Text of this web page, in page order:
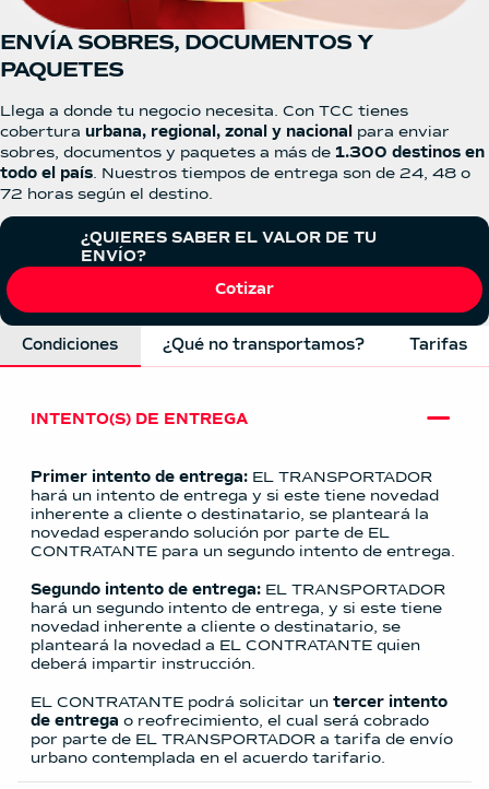
ENVÍA SOBRES, DOCUMENTOS Y
PAQUETES
Llega a donde tu negocio necesita. Con TCC tienes
cobertura urbana, regional, zonal y nacional
para enviar
sobres, documentos y paquetes a más de 1.300 destinos en
todo el país. Nuestros tiempos de entrega son de 24, 48 o
72 horas según el destino.
¿QUIERES SABER EL VALOR DE TU
ENVÍO?
Cotizar
Condiciones ¿Qué no transportamos? Tarifas
INTENTO(S) DE ENTREGA
Primer intento de entrega: EL TRANSPORTADOR
hará un intento de entrega y si este tiene novedad
inherente a cliente o destinatario, se planteará la
novedad esperando solución por parte de EL
CONTRATANTE para un segundo intento de entrega.
Segundo intento de entrega: EL TRANSPORTADOR
hará un segundo intento de entrega, y si este tiene
novedad inherente a cliente o destinatario, se
planteará la novedad a EL CONTRATANTE quien
deberá impartir instrucción.
EL CONTRATANTE podrá solicitar un tercer intento
de entrega o reofrecimiento, el cual será cobrado
por parte de EL TRANSPORTADOR a tarifa de envío
urbano contemplada en el acuerdo tarifario.